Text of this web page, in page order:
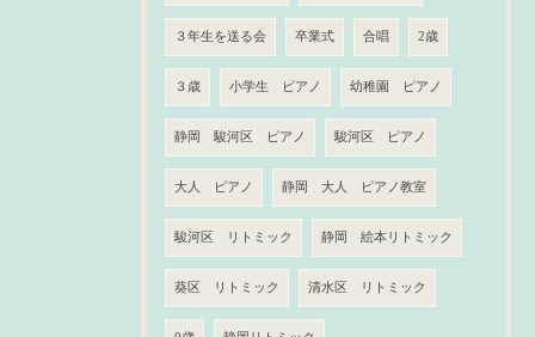
３年生を送る会 卒業式 合唱 2歳
３歳 小学生 ピアノ 幼稚園 ピアノ
静岡 駿河区 ピアノ 駿河区 ピアノ
大人 ピアノ 静岡 大人 ピアノ教室
駿河区 リトミック 静岡 絵本リトミック
葵区 リトミック 清水区 リトミック